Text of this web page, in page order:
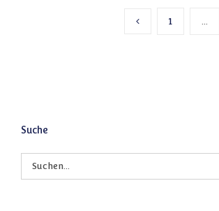
Vorherige Seite
1 …
Suche